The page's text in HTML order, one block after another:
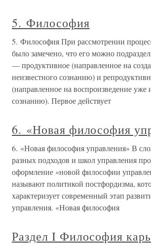
5. Философия
5. Философия При рассмотрении
было замечено, что его можно
— продуктивное (направленное на
неизвестного сознанию) и
(направленное на воспроизведение уже
сознанию). Первое действует
6. «Новая философия
6. «Новая философия управления» В
разных подходов и школ управления
оформление «новой философии
называют политикой постфордизма,
характеризует современный этап
управления. «Новая философия
Раздел I Философия